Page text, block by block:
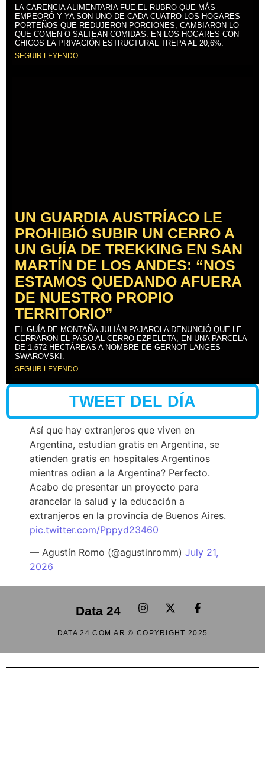
LA CARENCIA ALIMENTARIA FUE EL RUBRO QUE MÁS
EMPEORÓ Y YA SON UNO DE CADA CUATRO LOS HOGARES
PORTEÑOS QUE REDUJERON PORCIONES, CAMBIARON LO
QUE COMEN O SALTEAN COMIDAS. EN LOS HOGARES CON
CHICOS LA PRIVACIÓN ESTRUCTURAL TREPA AL 20,6%.
SEGUIR LEYENDO
UN GUARDIA AUSTRÍACO LE
PROHIBIÓ SUBIR UN CERRO A
UN GUÍA DE TREKKING EN SAN
MARTÍN DE LOS ANDES: “NOS
ESTAMOS QUEDANDO AFUERA
DE NUESTRO PROPIO
TERRITORIO”
EL GUÍA DE MONTAÑA JULIÁN PAJAROLA DENUNCIÓ QUE LE
CERRARON EL PASO AL CERRO EZPELETA, EN UNA PARCELA
DE 1.672 HECTÁREAS A NOMBRE DE GERNOT LANGES-
SWAROVSKI.
SEGUIR LEYENDO
TWEET DEL DÍA
Así que hay extranjeros que viven en
Argentina, estudian gratis en Argentina, se
atienden gratis en hospitales Argentinos
mientras odian a la Argentina? Perfecto.
Acabo de presentar un proyecto para
arancelar la salud y la educación a
extranjeros en la provincia de Buenos Aires.
pic.twitter.com/Pppyd23460
— Agustín Romo (@agustinromm) July 21,
2026
Data 24
DATA 24.COM.AR © COPYRIGHT 2025